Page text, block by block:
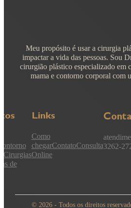
Meu propósito é usar a cirurgia
impactar a vida das pessoas. Sou
cirurgião plástico especializado em
mama e contorno corporal com
Cirurgias
de
Links
Como
chegarContatoConsulta
Online
3262-
© 2026 - Todos os direitos